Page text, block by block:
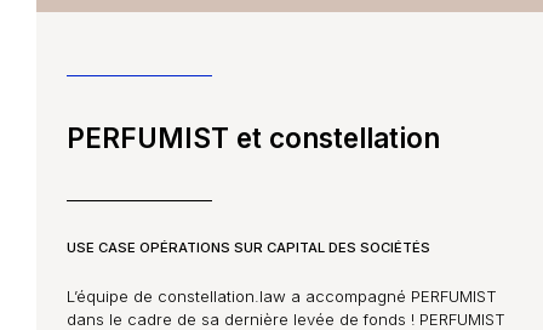
PERFUMIST et constellation
USE CASE OPÉRATIONS SUR CAPITAL DES SOCIÉTÉS
L’équipe de constellation.law a accompagné PERFUMIST
dans le cadre de sa dernière levée de fonds ! PERFUMIST